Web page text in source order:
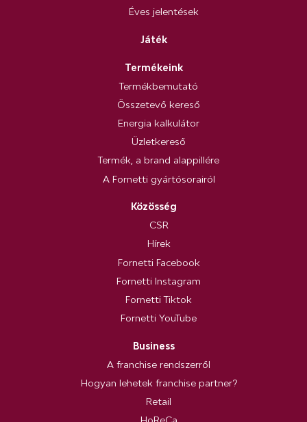
Éves jelentések
Játék
Termékeink
Termékbemutató
Összetevő kereső
Energia kalkulátor
Üzletkereső
Termék, a brand alappillére
A Fornetti gyártósorairól
Közösség
CSR
Hírek
Fornetti Facebook
Fornetti Instagram
Fornetti Tiktok
Fornetti YouTube
Business
A franchise rendszerről
Hogyan lehetek franchise partner?
Retail